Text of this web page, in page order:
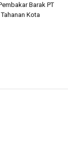
Barak PT
Kota